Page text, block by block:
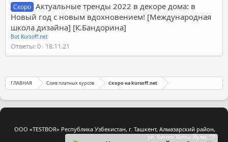
Скоро Актуальные тренды 2022 в декоре дома: в
Новый год с новым вдохновением! [Международная
школа дизайна] [К.Бандорина]
Bot Kursoff.net
Ответы 0 18.11.21
ГЛАВНАЯ Слив платных курсов Скоро на kursoff.net
ООО «TESTBOR» Республика Узбекистан, г. Ташкент, Алмазарский район,
ул. Кичик Халка Йули, 17